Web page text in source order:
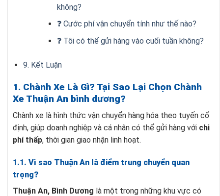
không?
❓ Cước phí vận chuyển tính như thế nào?
❓ Tôi có thể gửi hàng vào cuối tuần không?
9. Kết Luận
1. Chành Xe Là Gì? Tại Sao Lại Chọn Chành
Xe Thuận An bình dương?
Chành xe là hình thức vận chuyển hàng hóa theo tuyến cố
định, giúp doanh nghiệp và cá nhân có thể gửi hàng với chi
phí thấp, thời gian giao nhận linh hoạt.
1.1. Vì sao Thuận An là điểm trung chuyển quan
trọng?
Thuận An, Bình Dương là một trong những khu vực có